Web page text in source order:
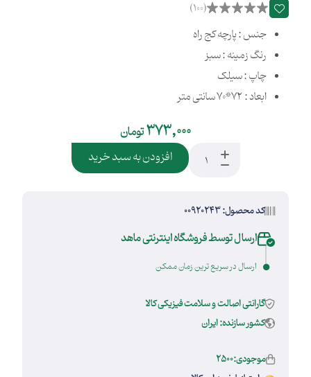
(100)
جنس : پارچه کج راه
رنگ زمینه : سبز
چاپ : سیلک
ابعاد : 72*70 سانتی متر
373,000تومان
افزودن به سبد خرید
کد محصول: 00920243
ارسال توسط فروشگاه اینترنتی ماهد
ارسال در سریع ترین زمان ممکن
گارانتی اصالت و سلامت فیزیکی کالا
کشور سازنده: ایران
موجودی:2500